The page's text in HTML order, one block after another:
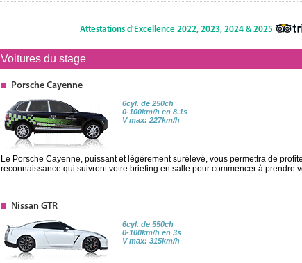
Attestations d'Excellence 2022, 2023, 2024 & 2025
Voitures du stage
Porsche Cayenne
6cyl. de 250ch
0-100km/h en 8.1s
V max: 227km/h
Le Porsche Cayenne, puissant et légèrement surélevé, vous permettra de
reconnaissance qui suivront votre briefing en salle pour commencer à prendre
Nissan GTR
6cyl. de 550ch
0-100km/h en 3s
V max: 315km/h